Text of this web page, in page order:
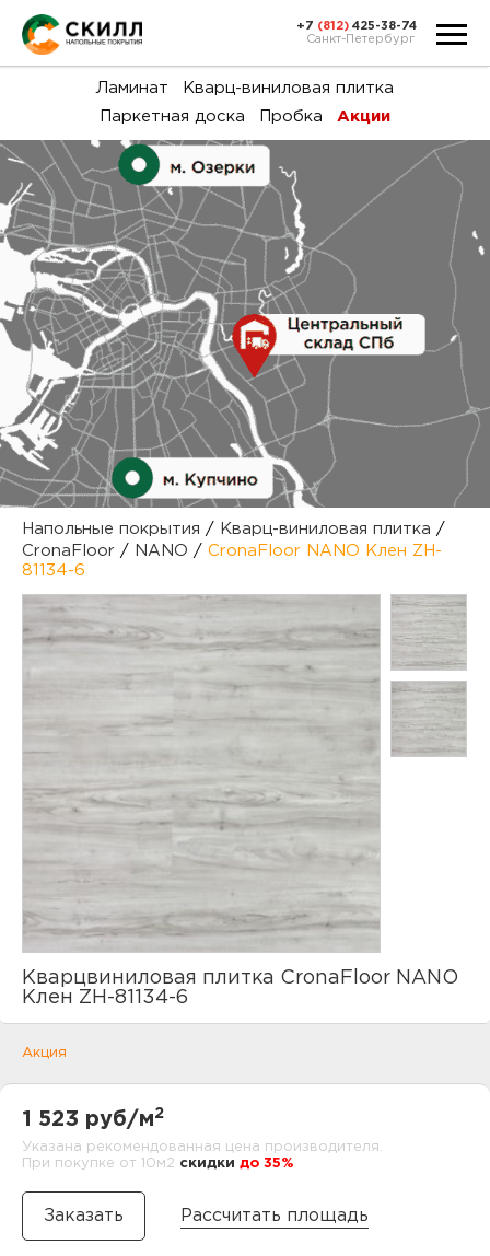
и
+7 (812) 425-38-74
Санкт-Петербург
Ламинат
Кварц-виниловая плитка
Паркетная доска
Пробка Акции
Напольные покрытия / Кварц-виниловая плитка /
CronaFloor / NANO / CronaFloor NANO Клен ZH-
81134-6
Кварцвиниловая плитка CronaFloor NANO
Клен ZH-81134-6
Акция
1 523 руб/м2
Указана рекомендованная цена производителя.
При покупке от 10м2 cкидки до 35%
Рассчитать площадь